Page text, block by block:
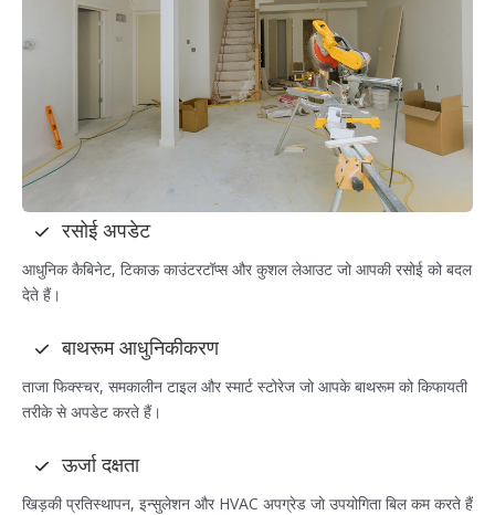
रसोई अपडेट
आधुनिक कैबिनेट, टिकाऊ काउंटरटॉप्स और कुशल लेआउट जो आपकी रसोई को बदल
देते हैं।
बाथरूम आधुनिकीकरण
ताजा फिक्स्चर, समकालीन टाइल और स्मार्ट स्टोरेज जो आपके बाथरूम को किफायती
तरीके से अपडेट करते हैं।
ऊर्जा दक्षता
खिड़की प्रतिस्थापन, इन्सुलेशन और HVAC अपग्रेड जो उपयोगिता बिल कम करते हैं